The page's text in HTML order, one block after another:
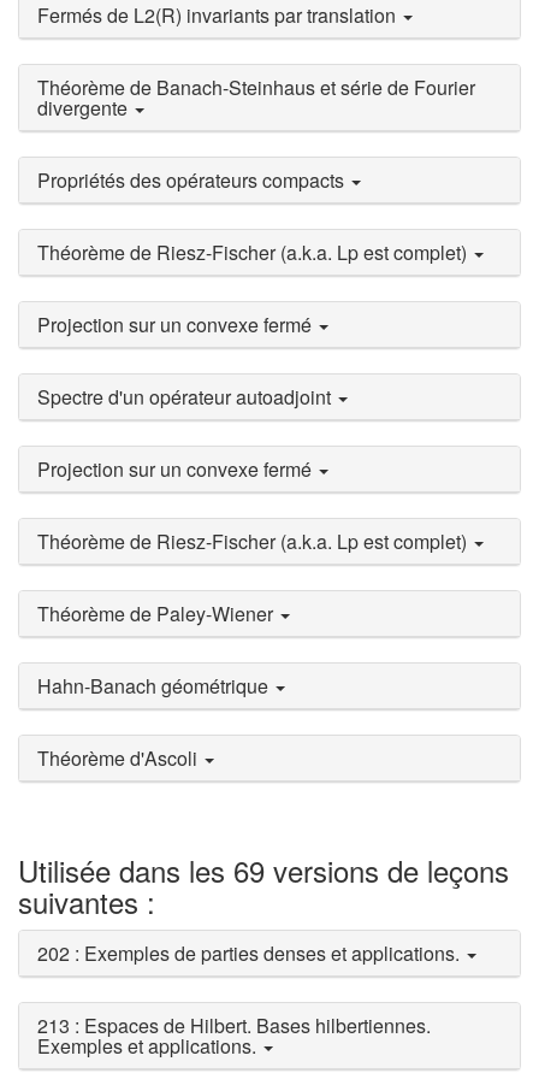
Fermés de L2(R) invariants par translation
Théorème de Banach-Steinhaus et série de Fourier
divergente
Propriétés des opérateurs compacts
Théorème de Riesz-Fischer (a.k.a. Lp est complet)
Projection sur un convexe fermé
Spectre d'un opérateur autoadjoint
Projection sur un convexe fermé
Théorème de Riesz-Fischer (a.k.a. Lp est complet)
Théorème de Paley-Wiener
Hahn-Banach géométrique
Théorème d'Ascoli
Utilisée dans les 69 versions de leçons
suivantes :
202 : Exemples de parties denses et applications.
213 : Espaces de Hilbert. Bases hilbertiennes.
Exemples et applications.